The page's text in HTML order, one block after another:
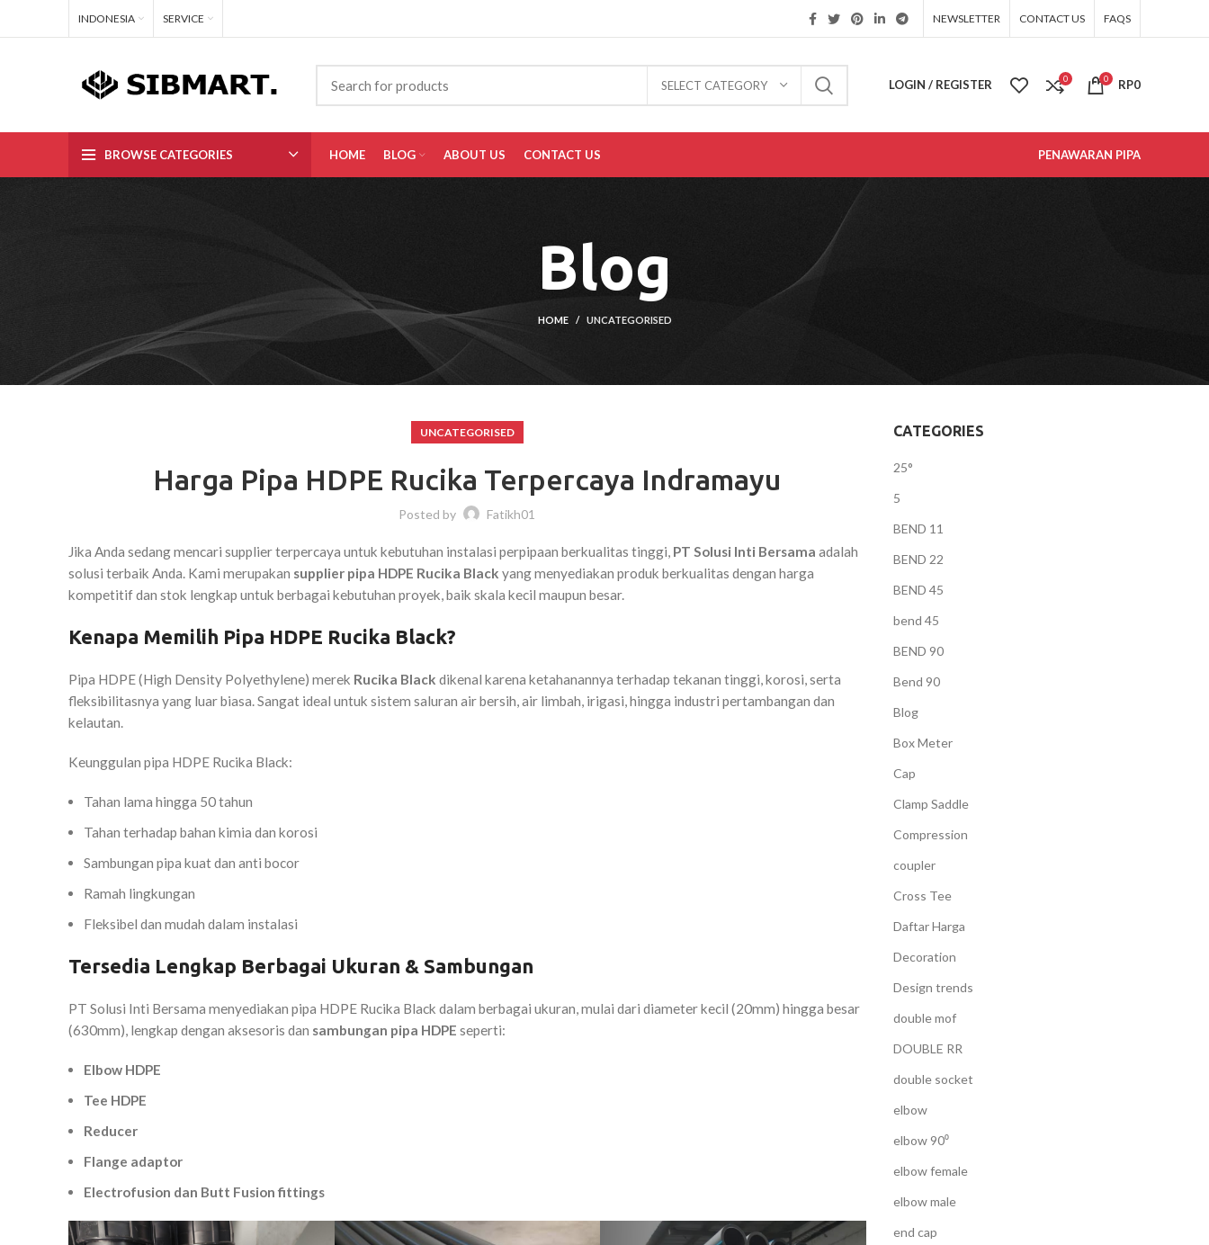
INDONESIA SERVICE NEWSLETTER CONTACT US FAQS
SELECT CATEGORY LOGIN / REGISTER 0 0 RP0
BROWSE CATEGORIES HOME BLOG ABOUT US CONTACT US PENAWARAN PIPA
Blog
HOME UNCATEGORISED
UNCATEGORISED
Harga Pipa HDPE Rucika Terpercaya Indramayu
Posted by Fatikh01
Jika Anda sedang mencari supplier terpercaya untuk kebutuhan instalasi perpipaan berkualitas tinggi, PT Solusi Inti Bersama adalah
solusi terbaik Anda. Kami merupakan supplier pipa HDPE Rucika Black yang menyediakan produk berkualitas dengan harga
kompetitif dan stok lengkap untuk berbagai kebutuhan proyek, baik skala kecil maupun besar.
Kenapa Memilih Pipa HDPE Rucika Black?
Pipa HDPE (High Density Polyethylene) merek Rucika Black dikenal karena ketahanannya terhadap tekanan tinggi, korosi, serta
fleksibilitasnya yang luar biasa. Sangat ideal untuk sistem saluran air bersih, air limbah, irigasi, hingga industri pertambangan dan
kelautan.
Keunggulan pipa HDPE Rucika Black:
Tahan lama hingga 50 tahun
Tahan terhadap bahan kimia dan korosi
Sambungan pipa kuat dan anti bocor
Ramah lingkungan
Fleksibel dan mudah dalam instalasi
Tersedia Lengkap Berbagai Ukuran & Sambungan
PT Solusi Inti Bersama menyediakan pipa HDPE Rucika Black dalam berbagai ukuran, mulai dari diameter kecil (20mm) hingga besar
(630mm), lengkap dengan aksesoris dan sambungan pipa HDPE seperti:
Elbow HDPE
Tee HDPE
Reducer
Flange adaptor
Electrofusion dan Butt Fusion fittings
CATEGORIES
25°
5
BEND 11
BEND 22
BEND 45
bend 45
BEND 90
Bend 90
Blog
Box Meter
Cap
Clamp Saddle
Compression
coupler
Cross Tee
Daftar Harga
Decoration
Design trends
double mof
DOUBLE RR
double socket
elbow
elbow 90⁰
elbow female
elbow male
end cap